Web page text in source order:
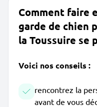
Comment faire
garde de chien
la Toussuire se
Voici nos conseils :
rencontrez la
avant de vous